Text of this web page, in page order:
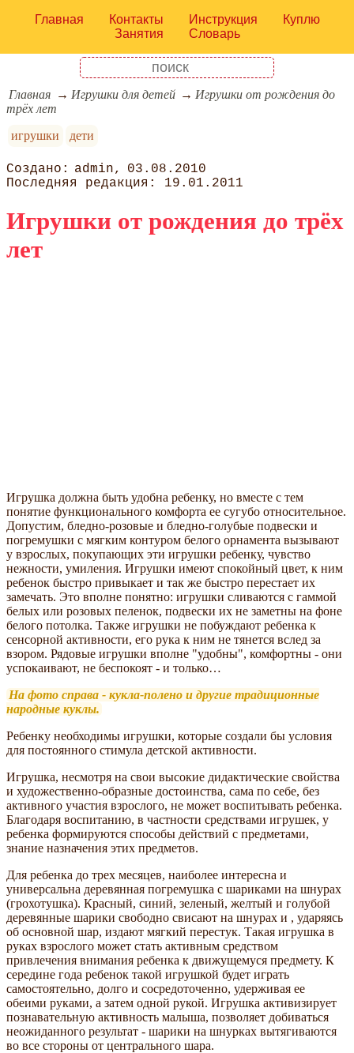
Главная Контакты Инструкция
Куплю
Занятия
Словарь
Главная Игрушки для детей
Игрушки от рождения до
трёх лет
игрушки
дети
admin
03.08.2010
19.01.2011
Игрушки от рождения до трёх
лет
Игрушка должна быть удобна ребенку, но вместе с тем
понятие функционального комфорта ее сугубо относительное.
Допустим, бледно-розовые и бледно-голубые подвески и
погремушки с мягким контуром белого орнамента вызывают
у взрослых, покупающих эти игрушки ребенку, чувство
нежности, умиления. Игрушки имеют спокойный цвет, к ним
ребенок быстро привыкает и так же быстро перестает их
замечать. Это вполне понятно: игрушки сливаются с гаммой
белых или розовых пеленок, подвески их не заметны на фоне
белого потолка. Также игрушки не побуждают ребенка к
сенсорной активности, его рука к ним не тянется вслед за
взором. Рядовые игрушки вполне "удобны", комфортны - они
успокаивают, не беспокоят - и только…
На фото справа - кукла-полено и другие традиционные
народные куклы.
Ребенку необходимы игрушки, которые создали бы условия
для постоянного стимула детской активности.
Игрушка, несмотря на свои высокие дидактические свойства
и художественно-образные достоинства, сама по себе, без
активного участия взрослого, не может воспитывать ребенка.
Благодаря воспитанию, в частности средствами игрушек, у
ребенка формируются способы действий с предметами,
знание назначения этих предметов.
Для ребенка до трех месяцев, наиболее интересна и
универсальна деревянная погремушка с шариками на шнурах
(грохотушка). Красный, синий, зеленый, желтый и голубой
деревянные шарики свободно свисают на шнурах и , ударяясь
об основной шар, издают мягкий перестук. Такая игрушка в
руках взрослого может стать активным средством
привлечения внимания ребенка к движущемуся предмету. К
середине года ребенок такой игрушкой будет играть
самостоятельно, долго и сосредоточенно, удерживая ее
обеими руками, а затем одной рукой. Игрушка активизирует
познавательную активность малыша, позволяет добиваться
неожиданного результат - шарики на шнурках вытягиваются
во все стороны от центрального шара.